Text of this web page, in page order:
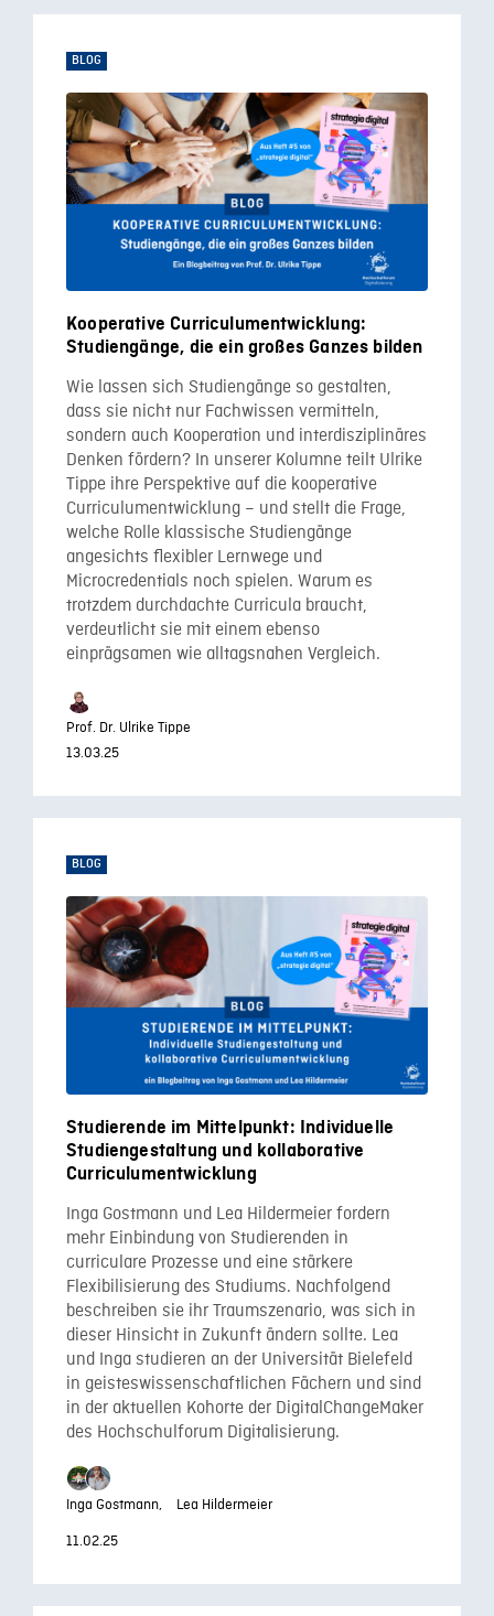
BLOG
Kooperative Curriculumentwicklung:
Studiengänge, die ein großes Ganzes bilden
Wie lassen sich Studiengänge so gestalten,
dass sie nicht nur Fachwissen vermitteln,
sondern auch Kooperation und interdisziplinäres
Denken fördern? In unserer Kolumne teilt Ulrike
Tippe ihre Perspektive auf die kooperative
Curriculumentwicklung – und stellt die Frage,
welche Rolle klassische Studiengänge
angesichts flexibler Lernwege und
Microcredentials noch spielen. Warum es
trotzdem durchdachte Curricula braucht,
verdeutlicht sie mit einem ebenso
einprägsamen wie alltagsnahen Vergleich.
Prof. Dr. Ulrike Tippe
13.03.25
BLOG
Studierende im Mittelpunkt: Individuelle
Studiengestaltung und kollaborative
Curriculumentwicklung
Inga Gostmann und Lea Hildermeier fordern
mehr Einbindung von Studierenden in
curriculare Prozesse und eine stärkere
Flexibilisierung des Studiums. Nachfolgend
beschreiben sie ihr Traumszenario, was sich in
dieser Hinsicht in Zukunft ändern sollte. Lea
und Inga studieren an der Universität Bielefeld
in geisteswissenschaftlichen Fächern und sind
in der aktuellen Kohorte der DigitalChangeMaker
des Hochschulforum Digitalisierung.
Inga Gostmann,
Lea Hildermeier
11.02.25